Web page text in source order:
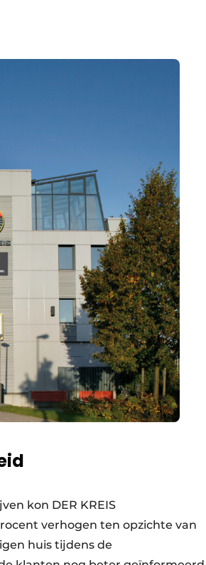
kon DER KREIS
verhogen ten opzichte van
huis tijdens de